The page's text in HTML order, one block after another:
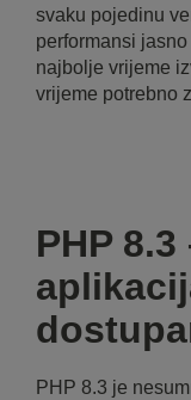
svaku pojedinu
performansi
najbolje vrijeme
vrijeme potrebno
PHP
PHP 8.3 je